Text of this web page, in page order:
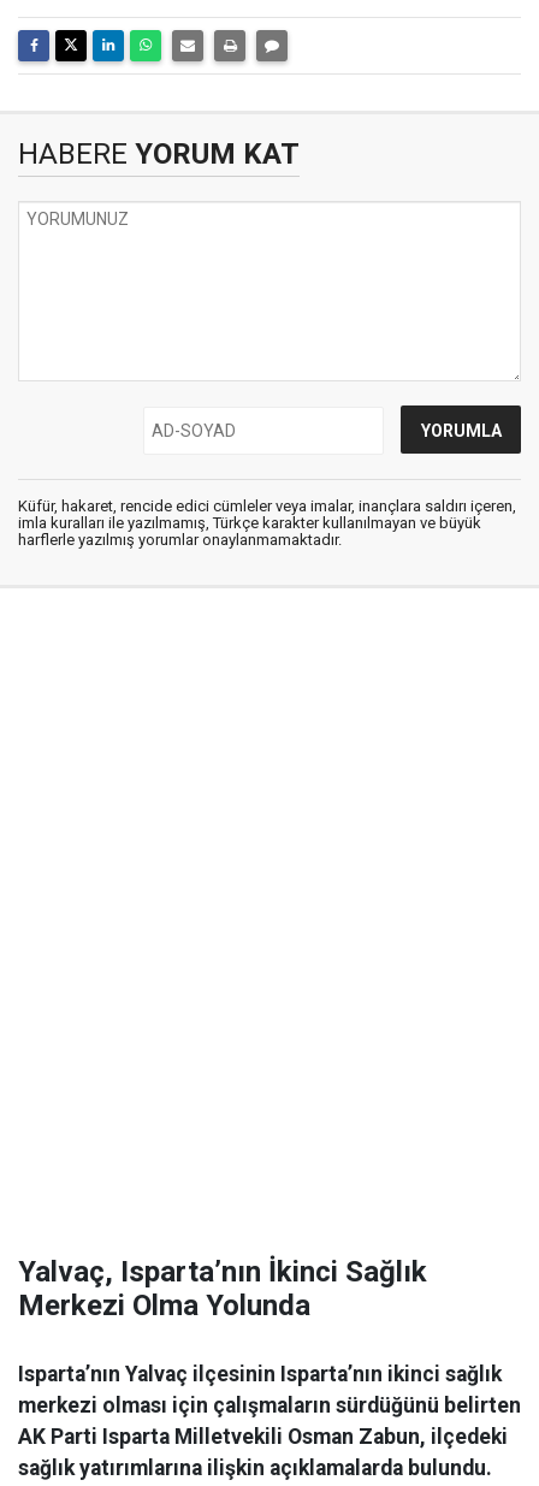
HABERE YORUM KAT
Küfür, hakaret, rencide edici cümleler veya imalar, inançlara saldırı içeren,
imla kuralları ile yazılmamış, Türkçe karakter kullanılmayan ve büyük
harflerle yazılmış yorumlar onaylanmamaktadır.
Yalvaç, Isparta’nın İkinci Sağlık
Merkezi Olma Yolunda
Isparta’nın Yalvaç ilçesinin Isparta’nın ikinci sağlık
merkezi olması için çalışmaların sürdüğünü belirten
AK Parti Isparta Milletvekili Osman Zabun, ilçedeki
sağlık yatırımlarına ilişkin açıklamalarda bulundu.